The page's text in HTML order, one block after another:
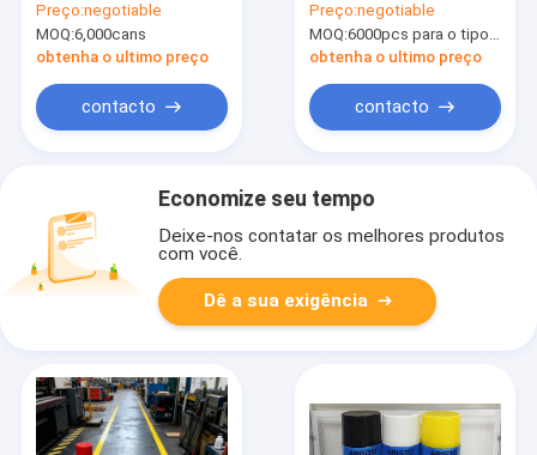
colorida/pintura à
pistola baixa
soluable água baixa
Preço:negotiable
MOQ:6,000cans
obtenha o ultimo preço
contacto
do artista para a
superfície da
madeira/plástico/metal
Preço:negotiable
MOQ:6000pcs para o tipo de Aristo, 15000pcs para o tipo do cliente
obtenha o ultimo preço
contacto
Economize seu tempo
Deixe-nos contatar os melhores produtos
com você.
Dê a sua exigência